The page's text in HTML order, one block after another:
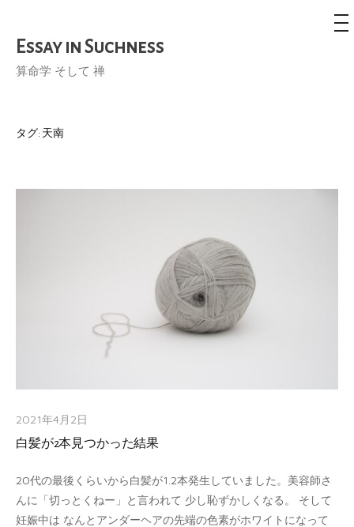
コ
ン
ツ
Essay in Suchness
算命学 そして 禅
メ
ニ
タグ: 天南
2021年4月2日
白髪が2本見つかった結果
20代の最後くらいから白髪が1.2本発生していました。美容師さ
んに「切っとくねー」と言われて 少し恥ずかしくなる。 そして
妊娠中は なんとアンダーヘアの先端の色素がホワイトになって